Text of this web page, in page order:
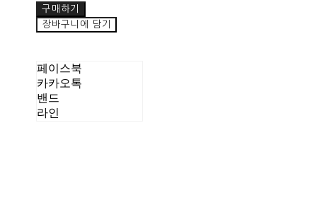
구매하기
장바구니에 담기
페이스북
카카오톡
밴드
라인